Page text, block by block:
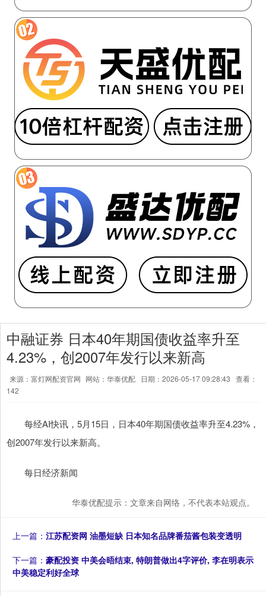
中融证券 日本40年期国债收益率升至
4.23%，创2007年发行以来新高
来源：富灯网配资官网 网站：华泰优配 日期：2026-05-17 09:28:43 查看：
142
每经AI快讯，5月15日，日本40年期国债收益率升至4.23%，
创2007年发行以来新高。
每日经济新闻
华泰优配提示：文章来自网络，不代表本站观点。
上一篇： 江苏配资网 油墨短缺 日本知名品牌番茄酱包装变透明
下一篇： 豪配投资 中美会晤结束, 特朗普做出4字评价, 李在明表示
中美稳定利好全球